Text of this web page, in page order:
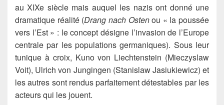
au XIXe siècle mais auquel les nazis ont donné une
dramatique réalité (Drang nach Ostenou « la poussée
vers l’Est » : le concept désigne l’invasion de l’Europe
centrale par les populations germaniques). Sous leur
tunique à croix, Kuno von Liechtenstein (Mieczyslaw
Voit), Ulrich von Jungingen (Stanislaw Jasiukiewicz) et
les autres sont rendus parfaitement détestables par les
acteurs qui les jouent.